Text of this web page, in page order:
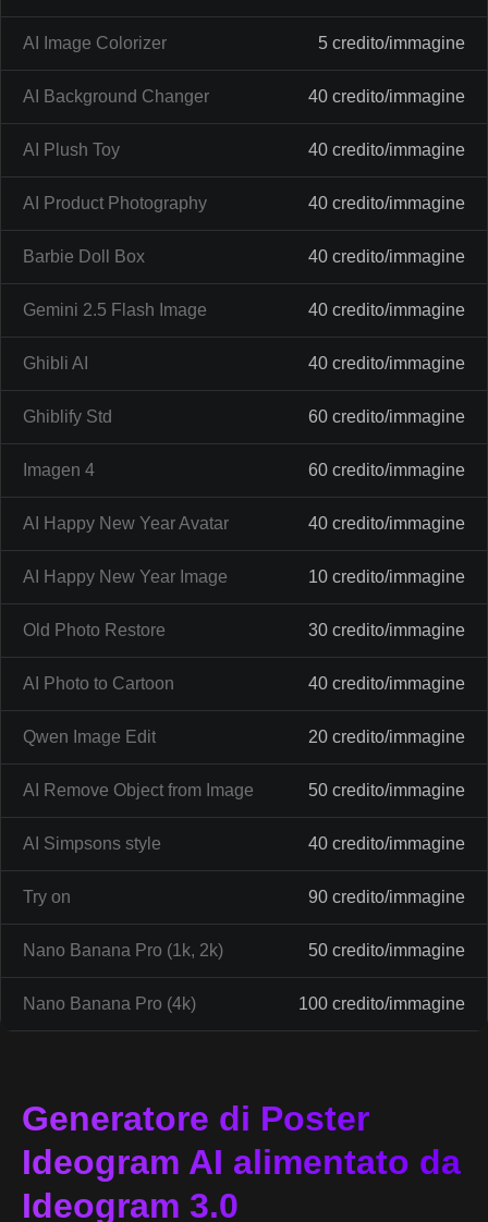
AI Image Colorizer 5 credito/immagine
AI Background Changer 40 credito/immagine
AI Plush Toy 40 credito/immagine
AI Product Photography 40 credito/immagine
Barbie Doll Box 40 credito/immagine
Gemini 2.5 Flash Image 40 credito/immagine
Ghibli AI 40 credito/immagine
Ghiblify Std 60 credito/immagine
Imagen 4 60 credito/immagine
AI Happy New Year Avatar 40 credito/immagine
AI Happy New Year Image 10 credito/immagine
Old Photo Restore 30 credito/immagine
AI Photo to Cartoon 40 credito/immagine
Qwen Image Edit 20 credito/immagine
AI Remove Object from Image 50 credito/immagine
AI Simpsons style 40 credito/immagine
Try on 90 credito/immagine
Nano Banana Pro (1k, 2k) 50 credito/immagine
Nano Banana Pro (4k) 100 credito/immagine
Generatore di Poster
Ideogram AI alimentato da
Ideogram 3.0